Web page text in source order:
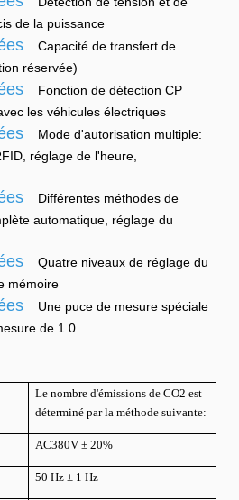
de la puissance
Capacité de transfert de
réservée)
Fonction de détection CP
les véhicules électriques
Mode d'autorisation multiple:
réglage de l'heure,
Différentes méthodes de
automatique, réglage du
Quatre niveaux de réglage du
mémoire
Une puce de mesure spéciale
de 1.0
Le nombre d'émissions de CO2 est
déterminé par la méthode suivante:
AC380V ± 20%
50 Hz ± 1 Hz